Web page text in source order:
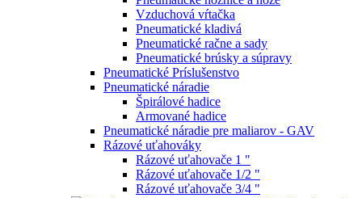
Vzduchová vŕtačka
Pneumatické kladivá
Pneumatické račne a sady
Pneumatické brúsky a súpravy
Pneumatické Príslušenstvo
Pneumatické náradie
Špirálové hadice
Armované hadice
Pneumatické náradie pre maliarov - GAV
Rázové uťahováky
Rázové uťahovače 1 "
Rázové uťahovače 1/2 "
Rázové uťahovače 3/4 "